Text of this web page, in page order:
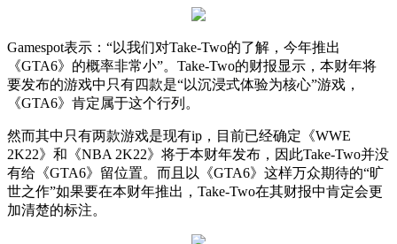
Gamespot表示：“以我们对Take-Two的了解，今年推出
《GTA6》的概率非常小”。 Take-Two的财报显示，本财年将
要发布的游戏中只有四款是“以沉浸式体验为核心”游戏，
《GTA6》肯定属于这个行列。
然而其中只有两款游戏是现有ip ，目前已经确定《WWE
2K22》和《NBA 2K22》将于本财年发布，因此Take-Two并没
有给《GTA6》留位置。而且以《GTA6》这样万众期待的“旷
世之作”如果要在本财年推出， Take-Two在其财报中肯定会更
加清楚的标注。